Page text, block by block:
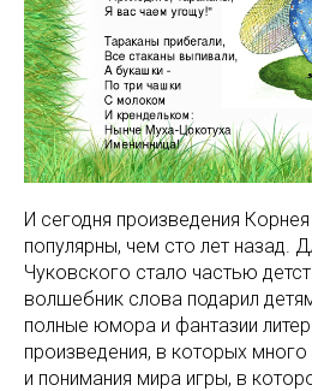
И сегодня произведения
популярны, чем сто лет назад.
Чуковского стало частью
волшебник слова подарил
полные юмора и фантазии
произведения, в которых
и понимания мира игры, в